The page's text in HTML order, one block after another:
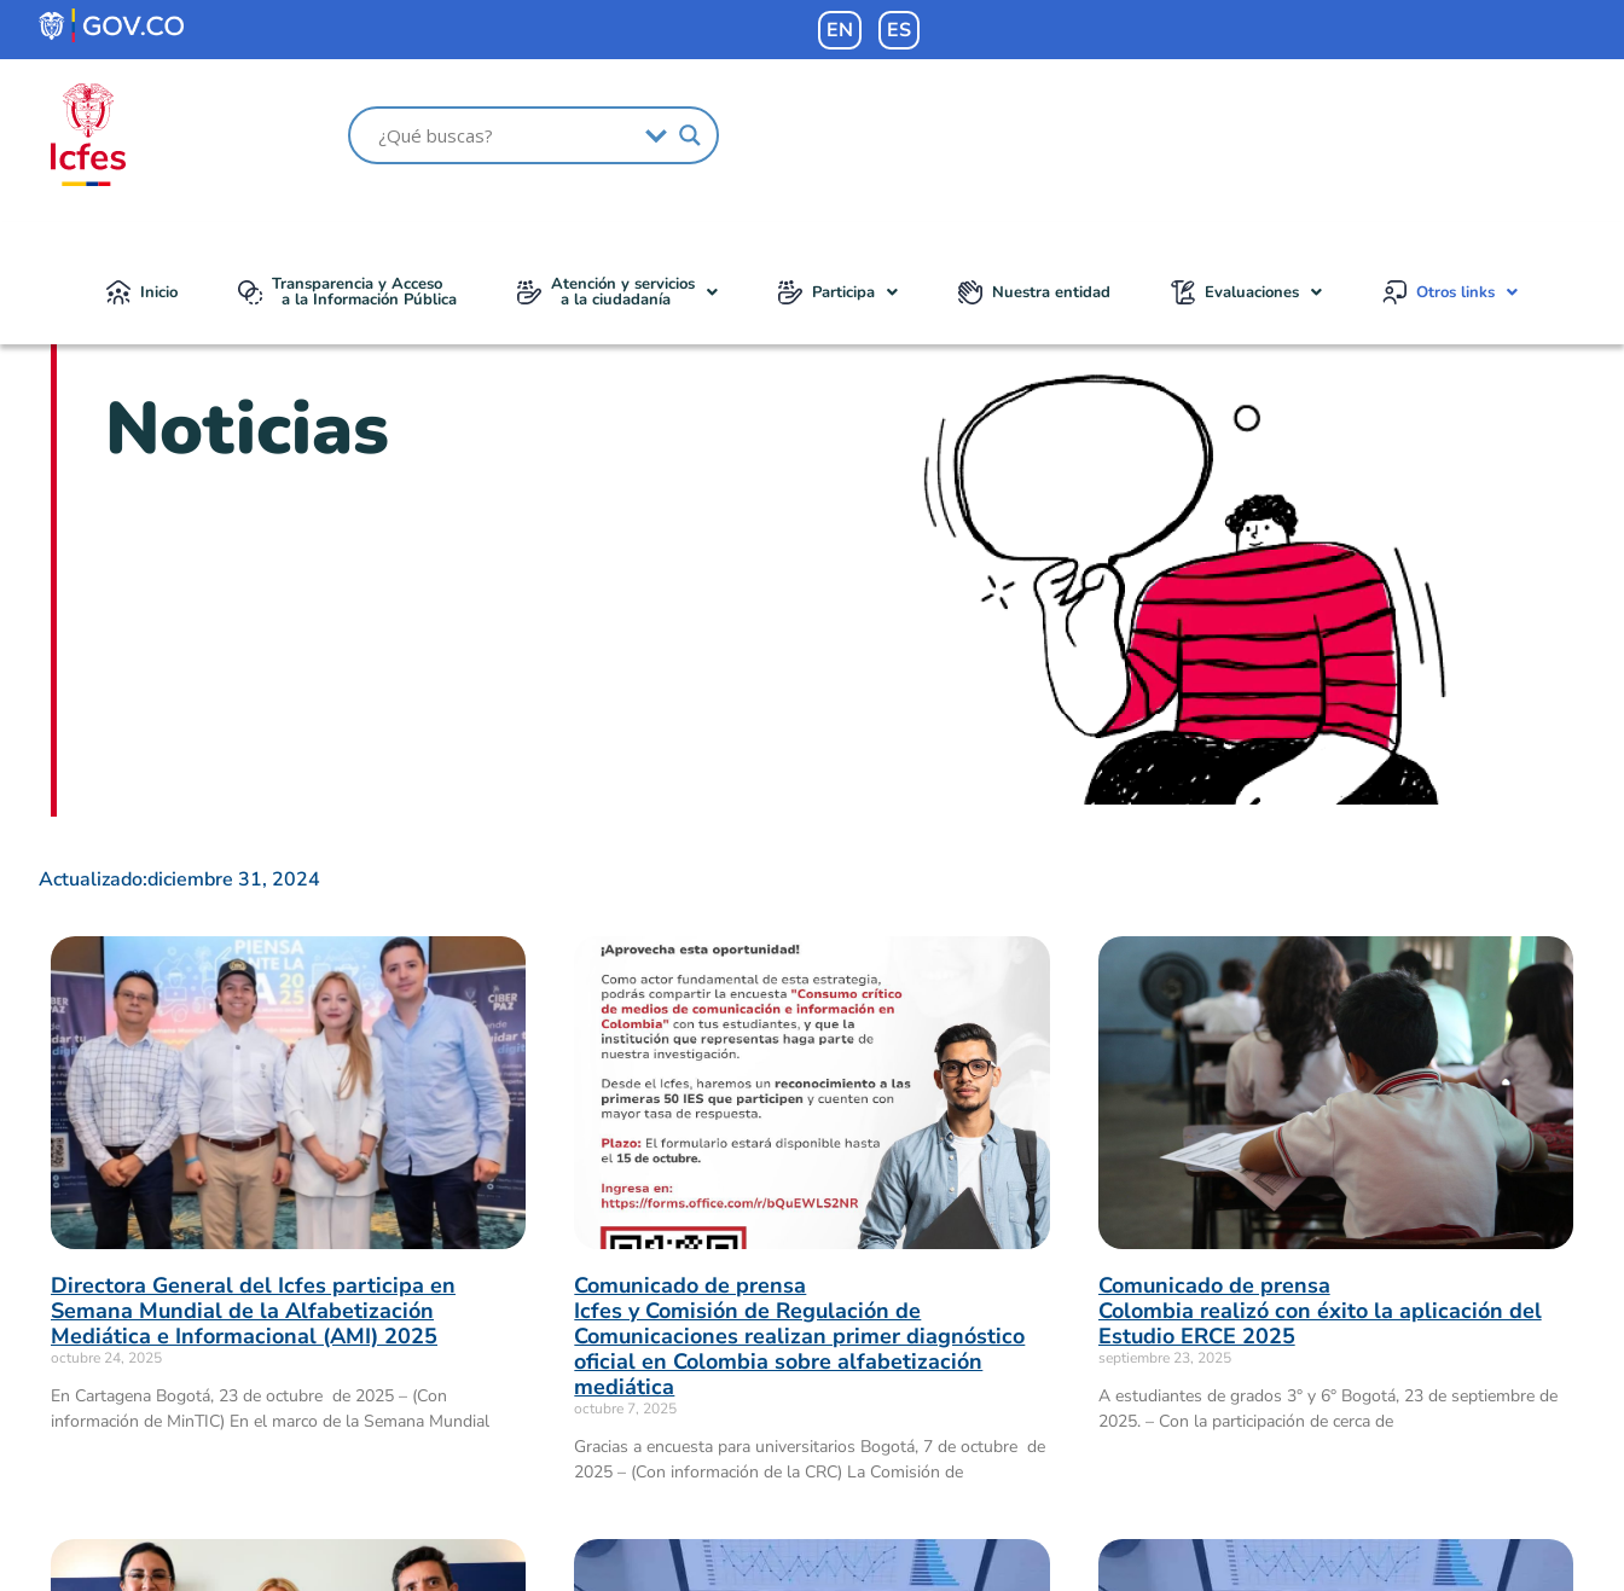
EN ES
Inicio Transparencia y Acceso
a la Información Pública
Atención y servicios
a la ciudadanía Participa Nuestra entidad Evaluaciones Otros links
Noticias
Actualizado:diciembre 31, 2024
Directora General del Icfes participa en
Semana Mundial de la Alfabetización
Mediática e Informacional (AMI) 2025
octubre 24, 2025
En Cartagena Bogotá, 23 de octubre de 2025 – (Con
información de MinTIC) En el marco de la Semana Mundial
Comunicado de prensa
Icfes y Comisión de Regulación de
Comunicaciones realizan primer diagnóstico
oficial en Colombia sobre alfabetización
mediática
octubre 7, 2025
Gracias a encuesta para universitarios Bogotá, 7 de octubre de
2025 – (Con información de la CRC) La Comisión de
Comunicado de prensa
Colombia realizó con éxito la aplicación del
Estudio ERCE 2025
septiembre 23, 2025
A estudiantes de grados 3° y 6° Bogotá, 23 de septiembre de
2025. – Con la participación de cerca de